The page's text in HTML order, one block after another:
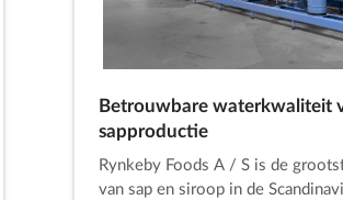
Betrouwbare waterkwaliteit
sapproductie
Rynkeby Foods A / S is de
van sap en siroop in de